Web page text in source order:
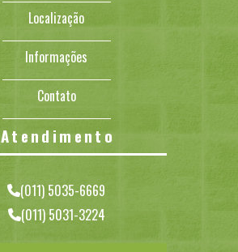
Localização
Informações
Contato
Atendimento
(011) 5035-6669
(011) 5031-3224